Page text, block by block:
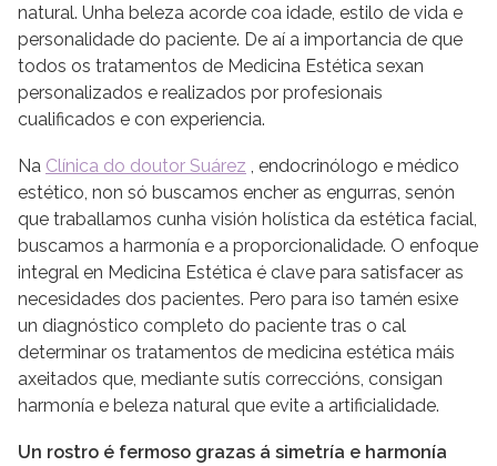
natural. Unha beleza acorde coa idade, estilo de vida e
personalidade do paciente. De aí a importancia de que
todos os tratamentos de Medicina Estética sexan
personalizados e realizados por profesionais
cualificados e con experiencia.
Na Clínica do doutor Suárez , endocrinólogo e médico
estético, non só buscamos encher as engurras, senón
que traballamos cunha visión holística da estética facial,
buscamos a harmonía e a proporcionalidade. O enfoque
integral en Medicina Estética é clave para satisfacer as
necesidades dos pacientes. Pero para iso tamén esixe
un diagnóstico completo do paciente tras o cal
determinar os tratamentos de medicina estética máis
axeitados que, mediante sutís correccións, consigan
harmonía e beleza natural que evite a artificialidade.
Un rostro é fermoso grazas á simetría e harmonía